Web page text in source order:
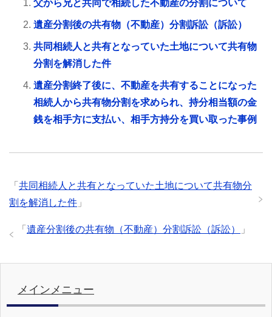
父から兄と共同で相続した不動産の分割について
遺産分割後の共有物（不動産）分割訴訟（訴訟）
共同相続人と共有となっていた土地について共有物
分割を解消した件
遺産分割終了後に、不動産を共有することになった
相続人から共有物分割を求められ、持分相当額の金
銭を相手方に支払い、相手方持分を買い取った事例
「 共同相続人と共有となっていた土地について共有物分
割を解消した件 」
「 遺産分割後の共有物（不動産）分割訴訟（訴訟） 」
メインメニュー